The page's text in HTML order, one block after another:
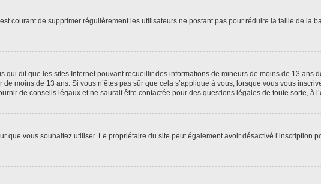
courant de supprimer régulièrement les utilisateurs ne postant pas pour réduire la taille de la
qui dit que les sites Internet pouvant recueillir des informations de mineurs de moins de 13 ans
moins de 13 ans. Si vous n’êtes pas sûr que cela s’applique à vous, lorsque vous vous
de conseils légaux et ne saurait être contactée pour des questions légales de toute sorte, à
que vous souhaitez utiliser. Le propriétaire du site peut également avoir désactivé l’inscription